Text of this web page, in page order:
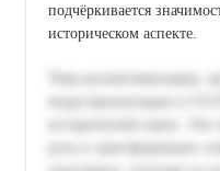
подчёркивается
историческом аспекте.